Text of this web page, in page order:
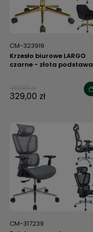
CM-323919
Krzesło biurowe LARGO
czarne - złota podstawa
329,00 zł
CM-317239